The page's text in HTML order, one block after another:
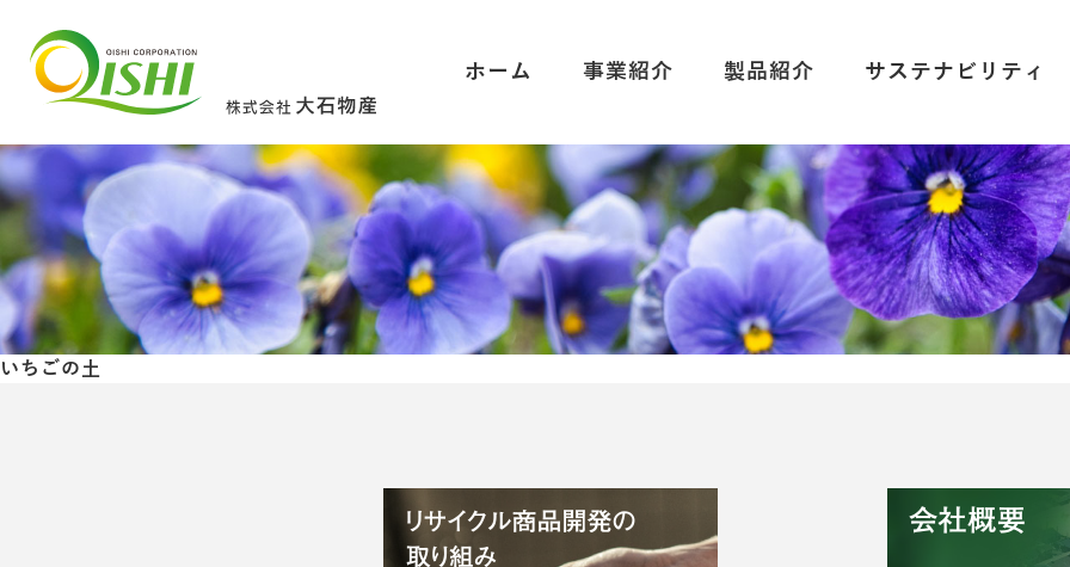
ホーム 事業紹介 製品紹介 サステナビリティ
いちごの土